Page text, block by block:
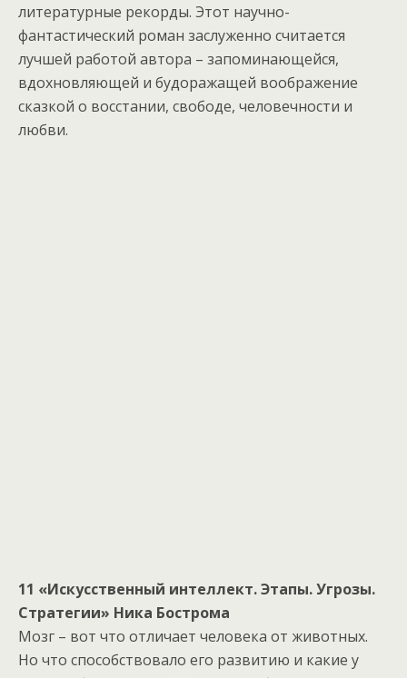
литературные рекорды. Этот научно-
фантастический роман заслуженно считается
лучшей работой автора – запоминающейся,
вдохновляющей и будоражащей воображение
сказкой о восстании, свободе, человечности и
любви.
11 «Искусственный интеллект. Этапы. Угрозы.
Стратегии» Ника Бострома
Мозг – вот что отличает человека от животных.
Но что способствовало его развитию и какие у